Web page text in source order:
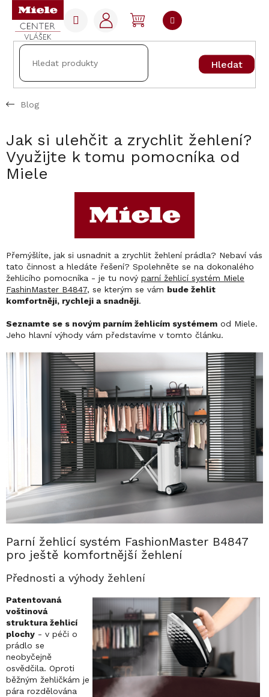
Přejít
obsah
Hledat
NÁKUPNÍ
KOŠÍK
Blog
Jak si ulehčit a zrychlit žehlení?
Využijte k tomu pomocníka od
Miele
Přemýšlíte, jak si usnadnit a zrychlit žehlení prádla? Nebaví vás
tato činnost a hledáte řešení? Spolehněte se na dokonalého
žehlicího pomocníka - je tu nový parní žehlicí systém Miele
FashinMaster B4847, se kterým se vám bude žehlit
komfortněji, rychleji a snadněji.
Seznamte se s novým parním žehlicím systémem od Miele.
Jeho hlavní výhody vám představíme v tomto článku.
Parní žehlicí systém FashionMaster B4847
pro ještě komfortnější žehlení
Přednosti a výhody žehlení
Patentovaná
voštinová
struktura žehlicí
plochy - v péči o
prádlo se
neobyčejně
osvědčila. Oproti
běžným žehličkám je
pára rozdělována